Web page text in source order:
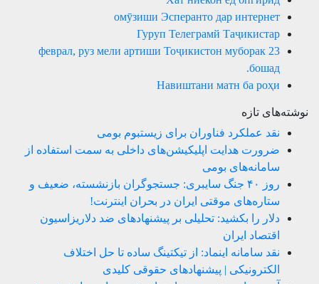
омӯзиши Эсперанто дар интернет
Гуруп Телеграмй Таҷикистар
23 феврал, руз мели артиши Тоҷикистон муборак
бошад.
Навиштани матн ба роҳи
نوشته‌های تازه
نقد عملکرد فناوران برای زیستبوم بومی
ضرورت هدایت اپلیکیشن‌های داخلی به سمت استفاده از
سامانه‌های بومی
روز ۴۰ جنگ سایبری: جستجوگران بازنشسته، ضعیف و
ستاره‌های موقتی ایران در بحران اینترنت!
دلار را بکشید: تحلیلی بر پیشنهادهای ضد دلاریزاسیون
اقتصاد ایران
نقد سامانه اینماد: از تیکتینگ ساده تا حل اختلاف
الکترونیکی | پیشنهادهای حقوقی کلیدی